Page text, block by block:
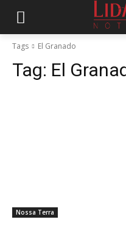
Tags El Granado
Tag: El
Nossa Terra